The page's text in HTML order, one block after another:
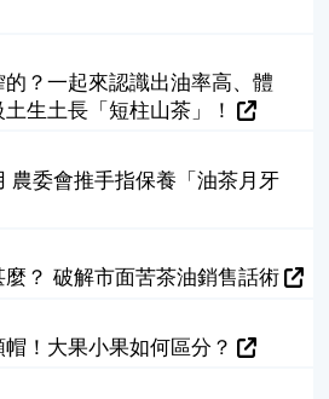
？一起來認識出油率高、體
生土長「短柱山茶」！
農委會推手指保養「油茶月牙
？ 破解市面苦茶油銷售話術
！大果小果如何區分？